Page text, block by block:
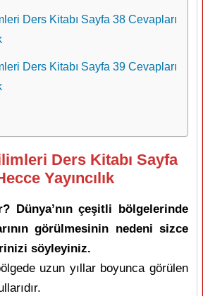
Ders Kitabı Sayfa 38 Cevapları
Ders Kitabı Sayfa 39 Cevapları
Ders Kitabı Sayfa
Yayıncılık
Dünya’nın çeşitli bölgelerinde
görülmesinin nedeni sizce
söyleyiniz.
uzun yıllar boyunca görülen